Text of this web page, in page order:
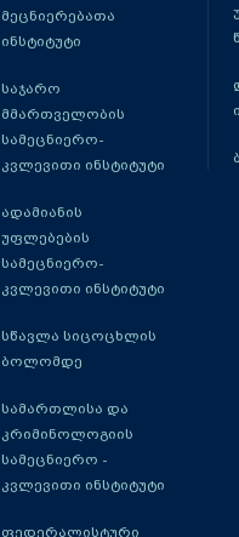
მეცნიერებათა
ინსტიტუტი
საჯარო
მმართველობის
სამეცნიერო-
კვლევითი ინსტიტუტი
ადამიანის
უფლებების
სამეცნიერო-
კვლევითი ინსტიტუტი
სწავლა სიცოცხლის
ბოლომდე
სამართლისა და
კრიმინოლოგიის
სამეცნიერო -
კვლევითი ინსტიტუტი
ფედერალისტური